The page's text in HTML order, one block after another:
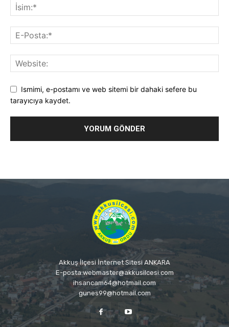
Ismimi, e-postamı ve web sitemi bir dahaki sefere bu
tarayıcıya kaydet.
Akkuş İlçesi İnternet Sitesi ANKARA
E-posta:webmaster@akkusilcesi.com
ihsancam64@hotmail.com
gunes99@hotmail.com